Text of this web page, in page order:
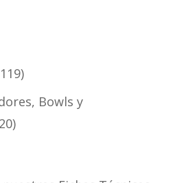
119
Bowls y
20